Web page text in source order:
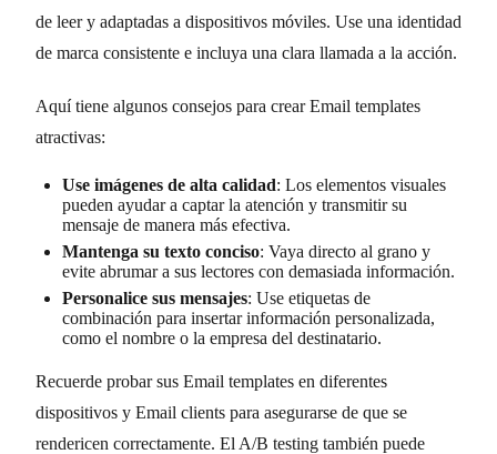
de leer y adaptadas a dispositivos móviles. Use una identidad
de marca consistente e incluya una clara llamada a la acción.
Aquí tiene algunos consejos para crear Email templates
atractivas:
Use imágenes de alta calidad: Los elementos visuales
pueden ayudar a captar la atención y transmitir su
mensaje de manera más efectiva.
Mantenga su texto conciso: Vaya directo al grano y
evite abrumar a sus lectores con demasiada información.
Personalice sus mensajes: Use etiquetas de
combinación para insertar información personalizada,
como el nombre o la empresa del destinatario.
Recuerde probar sus Email templates en diferentes
dispositivos y Email clients para asegurarse de que se
rendericen correctamente. El A/B testing también puede